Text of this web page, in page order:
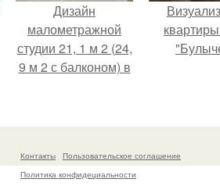
Дизайн
малометражной
студии 21, 1 м 2 (24,
9 м 2 с балконом) в
Контакты
Пользовательское соглашение
Политика конфидециальности